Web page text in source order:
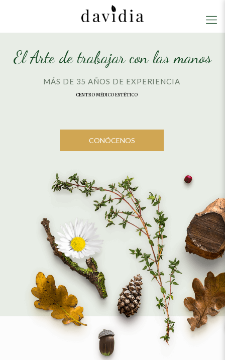
CENTRO MÉDICO ESTÉTICO
El Arte de trabajar con las manos
MÁS DE 35 AÑOS DE EXPERIENCIA
CONÓCENOS